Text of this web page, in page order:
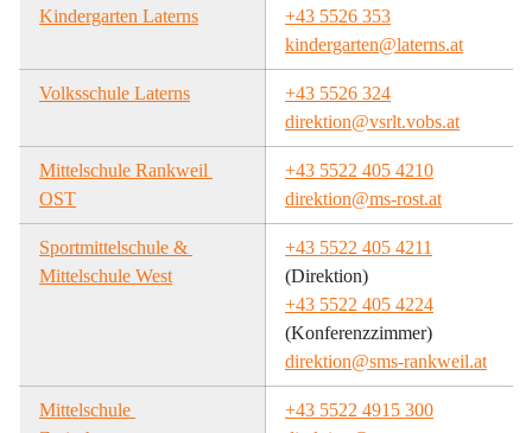
Kindergarten Laterns
+43 5526 353
kindergarten@laterns.at
Volksschule Laterns
+43 5526 324
direktion@vsrlt.vobs.at
Mittelschule Rankweil
OST
+43 5522 405 4210
direktion@ms-rost.at
Sportmittelschule &
Mittelschule West
+43 5522 405 4211
(Direktion)
+43 5522 405 4224
(Konferenzzimmer)
direktion@sms-rankweil.at
Mittelschule
+43 5522 4915 300